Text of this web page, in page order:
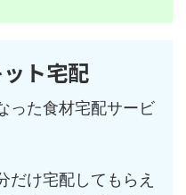
ト宅配
った食材宅配サービ
だけ宅配してもらえ